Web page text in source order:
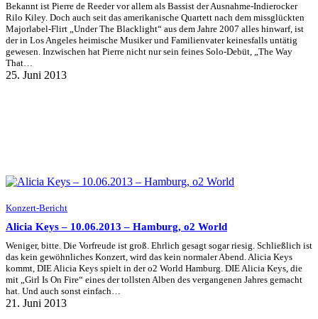
Bekannt ist Pierre de Reeder vor allem als Bassist der Ausnahme-Indierocker
Rilo Kiley. Doch auch seit das amerikanische Quartett nach dem missglückten
Majorlabel-Flirt „Under The Blacklight“ aus dem Jahre 2007 alles hinwarf, ist
der in Los Angeles heimische Musiker und Familienvater keinesfalls untätig
gewesen. Inzwischen hat Pierre nicht nur sein feines Solo-Debüt, „The Way
That…
25. Juni 2013
Konzert-Bericht
Alicia Keys – 10.06.2013 – Hamburg, o2 World
Weniger, bitte. Die Vorfreude ist groß. Ehrlich gesagt sogar riesig. Schließlich ist
das kein gewöhnliches Konzert, wird das kein normaler Abend. Alicia Keys
kommt, DIE Alicia Keys spielt in der o2 World Hamburg. DIE Alicia Keys, die
mit „Girl Is On Fire“ eines der tollsten Alben des vergangenen Jahres gemacht
hat. Und auch sonst einfach…
21. Juni 2013